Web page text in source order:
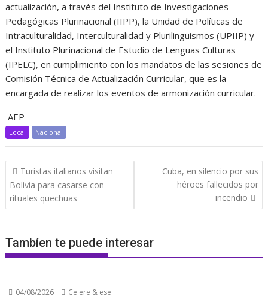
actualización, a través del Instituto de Investigaciones
Pedagógicas Plurinacional (IIPP), la Unidad de Políticas de
Intraculturalidad, Interculturalidad y Plurilinguismos (UPIIP) y
el Instituto Plurinacional de Estudio de Lenguas Culturas
(IPELC), en cumplimiento con los mandatos de las sesiones de
Comisión Técnica de Actualización Curricular, que es la
encargada de realizar los eventos de armonización curricular.
AEP
Local Nacional
Navegación
de
entradas
Turistas italianos visitan
Bolivia para casarse con
rituales quechuas
Cuba, en silencio por sus
héroes fallecidos por
incendio
Tambíen te puede interesar
04/08/2026 Ce ere & ese